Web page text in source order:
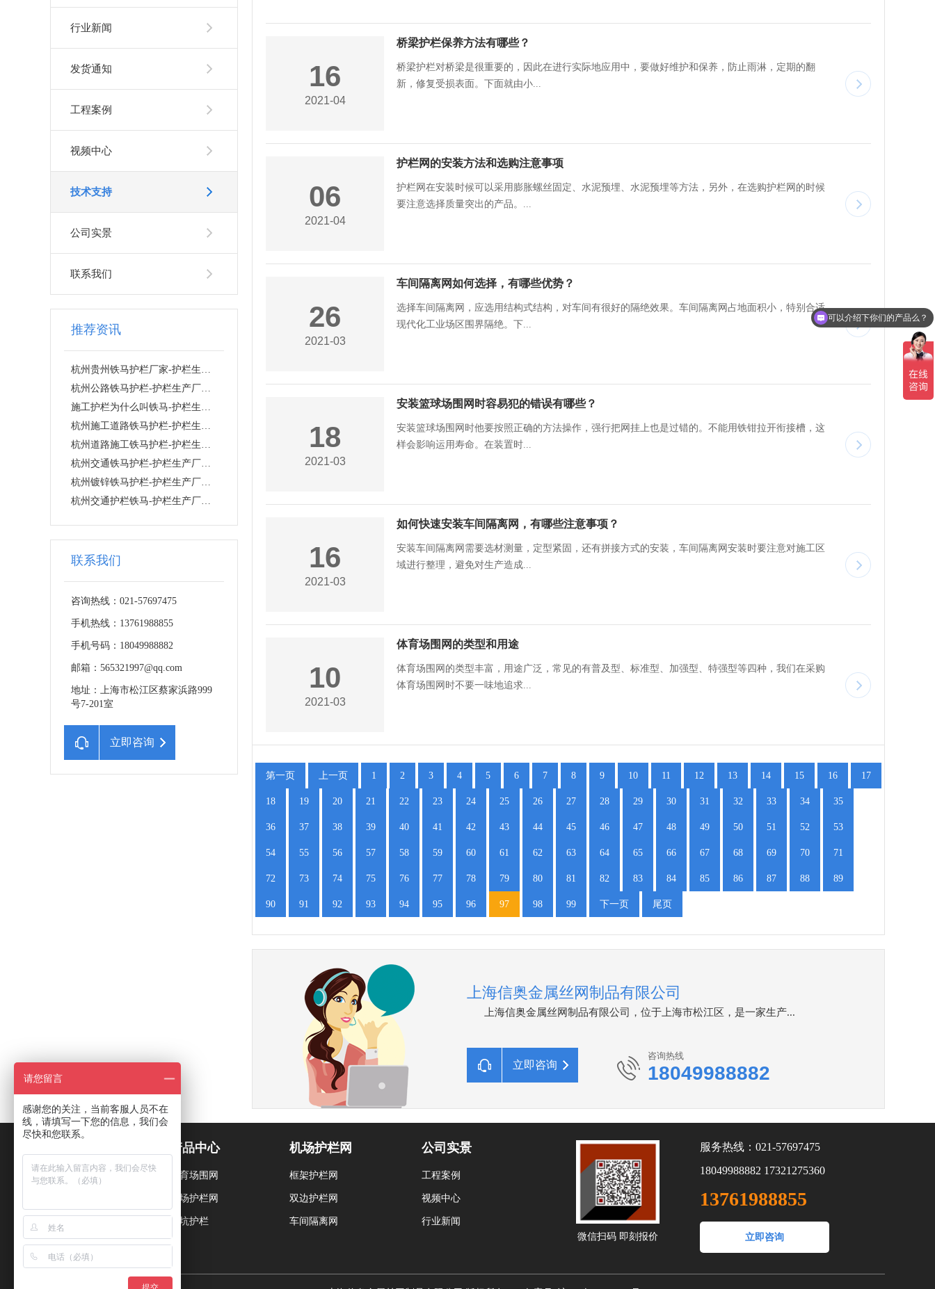
行业新闻
发货通知
工程案例
视频中心
技术支持
公司实景
联系我们
推荐资讯
杭州贵州铁马护栏厂家-护栏生产厂家-护栏价格-上海信奥金属丝网有限公司
杭州公路铁马护栏-护栏生产厂家-护栏价格-上海信奥金属丝网有限公司
施工护栏为什么叫铁马-护栏生产厂家-护栏价格-上海信奥金属丝网有限公司
杭州施工道路铁马护栏-护栏生产厂家-护栏价格-上海信奥金属丝网有限公司
杭州道路施工铁马护栏-护栏生产厂家-护栏价格-上海信奥金属丝网有限公司
杭州交通铁马护栏-护栏生产厂家-护栏价格-上海信奥金属丝网有限公司
杭州镀锌铁马护栏-护栏生产厂家-护栏价格-上海信奥金属丝网有限公司
杭州交通护栏铁马-护栏生产厂家-护栏价格-上海信奥金属丝网有限公司
联系我们
咨询热线：021-57697475
手机热线：13761988855
手机号码：18049988882
邮箱：565321997@qq.com
地址：上海市松江区蔡家浜路999
号7-201室
立即咨询
16
2021-04
桥梁护栏保养方法有哪些？
桥梁护栏对桥梁是很重要的，因此在进行实际地应用中，要做好维护和保养，防止雨淋，定期的翻
新，修复受损表面。下面就由小...
06
2021-04
护栏网的安装方法和选购注意事项
护栏网在安装时候可以采用膨胀螺丝固定、水泥预埋、水泥预埋等方法，另外，在选购护栏网的时候
要注意选择质量突出的产品。...
26
2021-03
车间隔离网如何选择，有哪些优势？
选择车间隔离网，应选用结构式结构，对车间有很好的隔绝效果。车间隔离网占地面积小，特别合适
现代化工业场区围界隔绝。下...
18
2021-03
安装篮球场围网时容易犯的错误有哪些？
安装篮球场围网时他要按照正确的方法操作，强行把网挂上也是过错的。不能用铁钳拉开衔接槽，这
样会影响运用寿命。在装置时...
16
2021-03
如何快速安装车间隔离网，有哪些注意事项？
安装车间隔离网需要选材测量，定型紧固，还有拼接方式的安装，车间隔离网安装时要注意对施工区
域进行整理，避免对生产造成...
10
2021-03
体育场围网的类型和用途
体育场围网的类型丰富，用途广泛，常见的有普及型、标准型、加强型、特强型等四种，我们在采购
体育场围网时不要一味地追求...
第一页 上一页 1 2 3 4 5 6 7 8 9 10 11 12 13 14 15 16 17
18 19 20 21 22 23 24 25 26 27 28 29 30 31 32 33 34 35
36 37 38 39 40 41 42 43 44 45 46 47 48 49 50 51 52 53
54 55 56 57 58 59 60 61 62 63 64 65 66 67 68 69 70 71
72 73 74 75 76 77 78 79 80 81 82 83 84 85 86 87 88 89
90 91 92 93 94 95 96 97 98 99 下一页 尾页
上海信奥金属丝网制品有限公司
上海信奥金属丝网制品有限公司，位于上海市松江区，是一家生产...
立即咨询
咨询热线
18049988882
产品展示
联系我们
产品中心
体育场围网
球场护栏网
基坑护栏
机场护栏网
框架护栏网
双边护栏网
车间隔离网
公司实景
工程案例
视频中心
行业新闻
微信扫码 即刻报价
服务热线：021-57697475
18049988882 17321275360
13761988855
立即咨询
可以介绍下你们的产品么？
请您留言
感谢您的关注，当前客服人员不在
线，请填写一下您的信息，我们会
尽快和您联系。